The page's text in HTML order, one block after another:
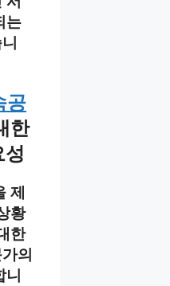
는
공
한
성
제
황
한
의